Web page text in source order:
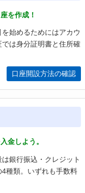
を作成！
始めるためにはアカウ
は身分証明書と住所確
口座開設方法の確認
金しよう。
銀行振込・クレジット
種類。いずれも手数料